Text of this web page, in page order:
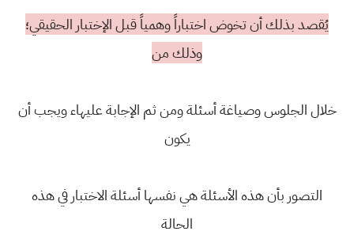
يُقصد بذلك أن تخوض اختباراً وهمياً قبل الإختبار الحقيقي؛
وذلك من
خلال الجلوس وصياغة أسئلة ومن ثم الإجابة عليهاء ويجب أن
يكون
التصور بأن هذه الأسئلة هي نفسها أسئلة الاختبار في هذه
الحالة